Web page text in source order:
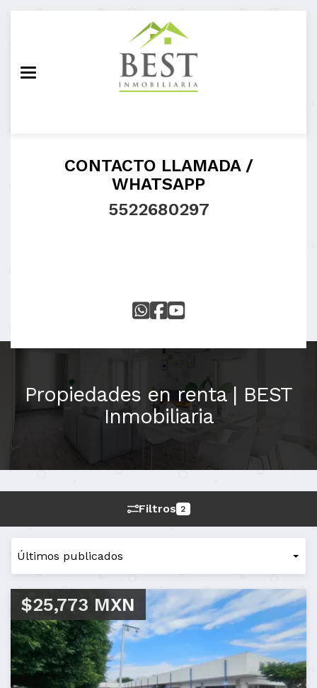
Toggle navigation
CONTACTO LLAMADA /
WHATSAPP
5522680297
Propiedades en renta | BEST
Inmobiliaria
Filtros 2
$25,773 MXN